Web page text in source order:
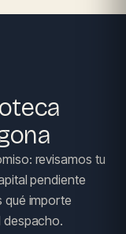
revisamos tu
pendiente
qué importe
despacho.